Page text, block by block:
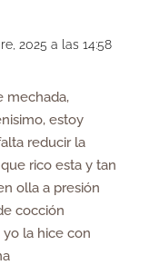
2025 a las 14:58
mechada,
estoy
reducir la
rico esta y tan
olla a presión
cocción
la hice con